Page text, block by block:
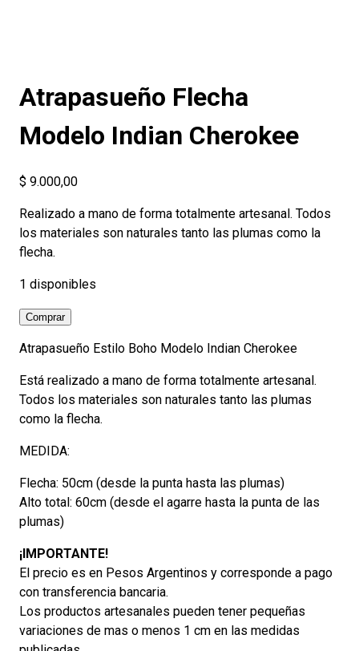
Atrapasueño Flecha
Modelo Indian Cherokee
$ 9.000,00
Realizado a mano de forma totalmente artesanal. Todos
los materiales son naturales tanto las plumas como la
flecha.
1 disponibles
Atrapasueño
Modelo
Indian
Cherokee
cantidad
Comprar
Atrapasueño Estilo Boho Modelo Indian Cherokee
Está realizado a mano de forma totalmente artesanal.
Todos los materiales son naturales tanto las plumas
como la flecha.
MEDIDA:
Flecha: 50cm (desde la punta hasta las plumas)
Alto total: 60cm (desde el agarre hasta la punta de las
plumas)
¡IMPORTANTE!
El precio es en Pesos Argentinos y corresponde a pago
con transferencia bancaria.
Los productos artesanales pueden tener pequeñas
variaciones de mas o menos 1 cm en las medidas